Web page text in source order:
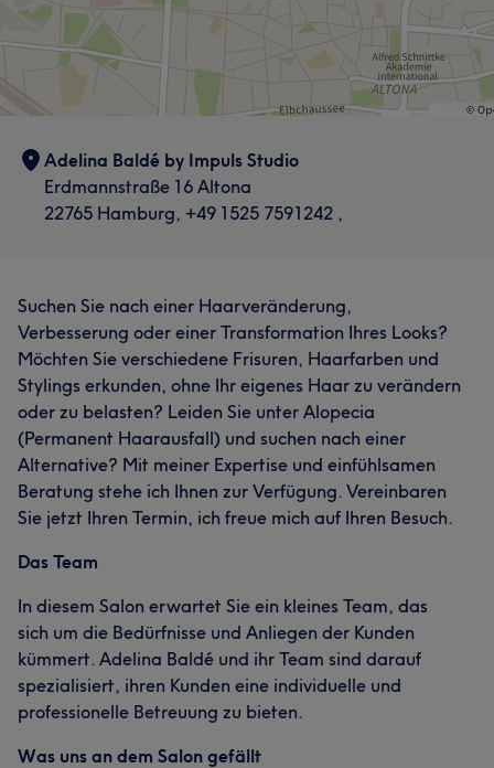
Adelina Baldé by Impuls Studio
Erdmannstraße 16 Altona
22765 Hamburg, +49 1525 7591242 ,
Suchen Sie nach einer Haarveränderung,
Verbesserung oder einer Transformation Ihres Looks?
Möchten Sie verschiedene Frisuren, Haarfarben und
Stylings erkunden, ohne Ihr eigenes Haar zu verändern
oder zu belasten? Leiden Sie unter Alopecia
(Permanent Haarausfall) und suchen nach einer
Alternative? Mit meiner Expertise und einfühlsamen
Beratung stehe ich Ihnen zur Verfügung. Vereinbaren
Sie jetzt Ihren Termin, ich freue mich auf Ihren Besuch.
Das Team
In diesem Salon erwartet Sie ein kleines Team, das
sich um die Bedürfnisse und Anliegen der Kunden
kümmert. Adelina Baldé und ihr Team sind darauf
spezialisiert, ihren Kunden eine individuelle und
professionelle Betreuung zu bieten.
Was uns an dem Salon gefällt